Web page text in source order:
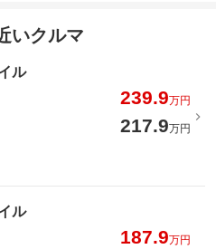
いクルマ
ル
239.9万円
217.9万円
ル
187.9万円